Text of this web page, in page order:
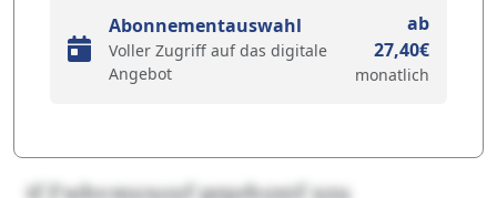
Abonnementauswahl
Voller Zugriff auf das digitale
Angebot
ab
27,40€
monatlich